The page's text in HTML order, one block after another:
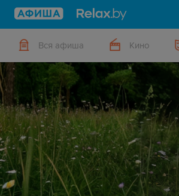
Вся афиша Кино